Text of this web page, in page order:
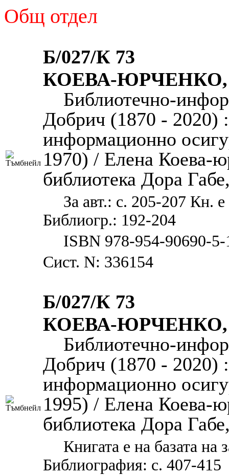
Общ отдел
Б/027/К 73
КОЕВА-ЮРЧЕНКО,
Библиотечно-
Добрич (1870 - 2020)
информационно
1970) / Елена Коева-
библиотека Дора
За авт.: с. 205-207 Кн.
Библиогр.: 192-204
ISBN 978-954-90690-5-
Сист. N: 336154
Б/027/К 73
КОЕВА-ЮРЧЕНКО,
Библиотечно-
Добрич (1870 - 2020)
информационно
1995) / Елена Коева-
библиотека Дора
Книгата е на базата на
Библиография: с. 407-415